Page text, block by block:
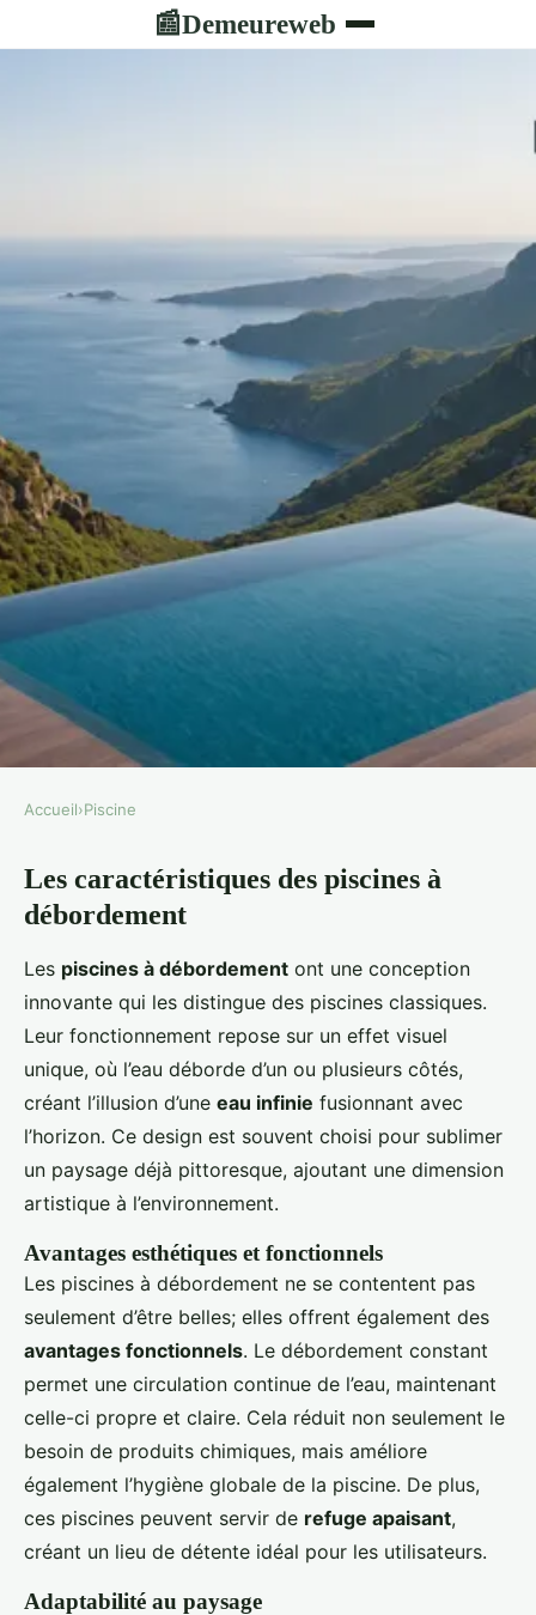
📰Demeureweb
Top 5 des designs de piscines à
débordement
Nathan•2 janvier 2025•4 min de lecture
Accueil›Piscine
Les caractéristiques des piscines à
débordement
Les piscines à débordement ont une conception
innovante qui les distingue des piscines classiques.
Leur fonctionnement repose sur un effet visuel
unique, où l’eau déborde d’un ou plusieurs côtés,
créant l’illusion d’une eau infinie fusionnant avec
l’horizon. Ce design est souvent choisi pour sublimer
un paysage déjà pittoresque, ajoutant une dimension
artistique à l’environnement.
Avantages esthétiques et fonctionnels
Les piscines à débordement ne se contentent pas
seulement d’être belles; elles offrent également des
avantages fonctionnels. Le débordement constant
permet une circulation continue de l’eau, maintenant
celle-ci propre et claire. Cela réduit non seulement le
besoin de produits chimiques, mais améliore
également l’hygiène globale de la piscine. De plus,
ces piscines peuvent servir de refuge apaisant,
créant un lieu de détente idéal pour les utilisateurs.
Adaptabilité au paysage